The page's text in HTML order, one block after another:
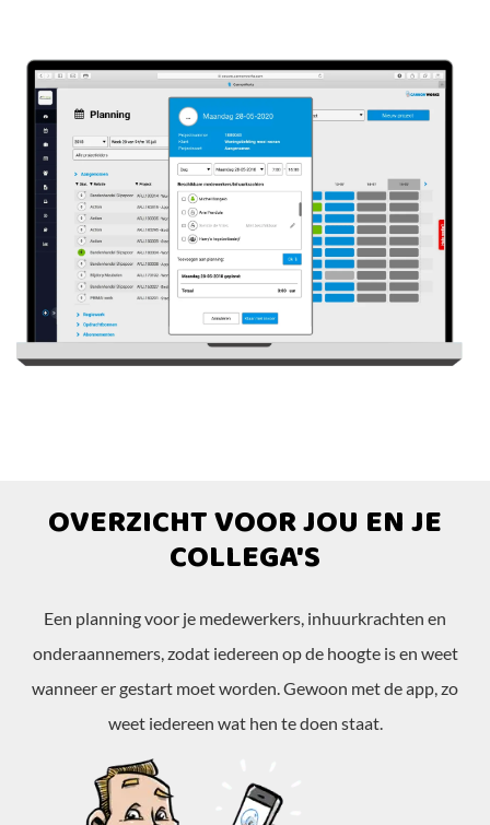
OVERZICHT VOOR JOU EN JE
COLLEGA'S
Een planning voor je medewerkers, inhuurkrachten en
onderaannemers, zodat iedereen op de hoogte is en weet
wanneer er gestart moet worden. Gewoon met de app, zo
weet iedereen wat hen te doen staat.